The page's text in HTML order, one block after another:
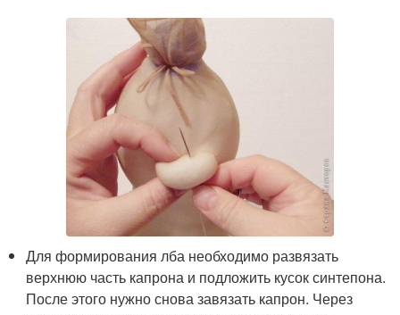
Для формирования лба необходимо развязать
верхнюю часть капрона и подложить кусок синтепона.
После этого нужно снова завязать капрон. Через